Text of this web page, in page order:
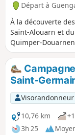
Départ à
À la découverte
Saint-Alouarn et
Quimper-
de campagne.
Saint-
Visorandonneur
10,76 km
3h 25